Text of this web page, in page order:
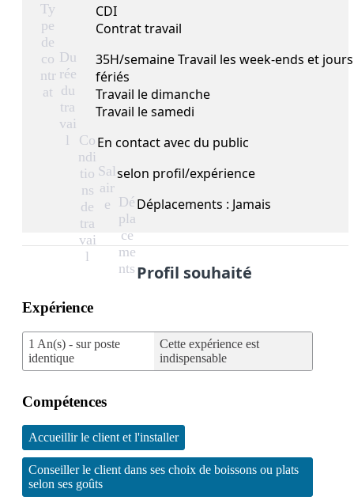
Ty
pe
de
co
ntr
at
CDI
Contrat travail
Du
rée
du
tra
vai
l
35H/semaine Travail les week-ends et jours
fériés
Travail le dimanche
Travail le samedi
Co
ndi
tio
ns
de
tra
vai
l
En contact avec du public
Sal
air
e
selon profil/expérience
Dé
pla
ce
me
nts
Déplacements : Jamais
Profil souhaité
Expérience
1 An(s) - sur poste
identique
Cette expérience est
indispensable
Compétences
Accueillir le client et l'installer
Conseiller le client dans ses choix de boissons ou plats
selon ses goûts